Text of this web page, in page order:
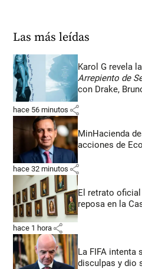
Las más leídas
Karol G revela
Arrepiento de
con Drake,
hace 56 minutos share
MinHacienda
acciones de
hace 32 minutos share
El retrato
reposa en la
hace 1 hora share
La FIFA intenta
disculpas y dio